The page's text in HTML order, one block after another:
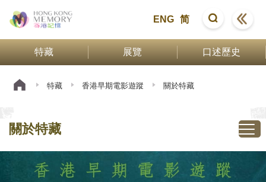
ENG 简
特藏 展覽 口述歷史
特藏 香港早期電影遊蹤 關於特藏
關於特藏